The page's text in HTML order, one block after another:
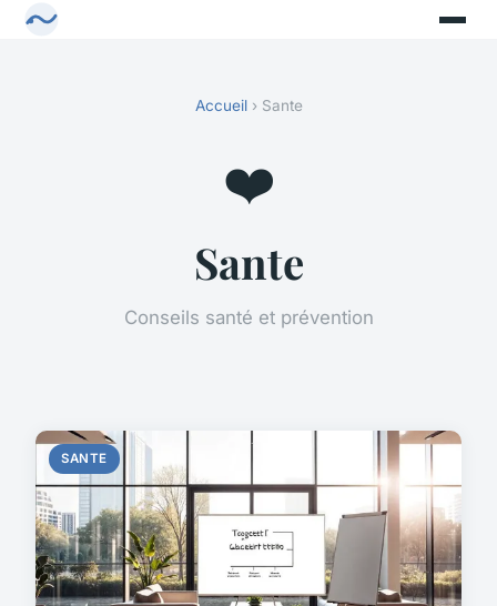
Accueil› Sante
❤️
Sante
Conseils santé et prévention
SANTE